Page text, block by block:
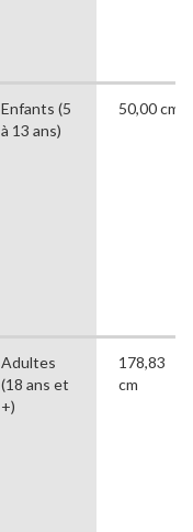
Enfants (5
à 13 ans)
50,00 cm
Adultes
(18 ans et
+)
178,83
cm